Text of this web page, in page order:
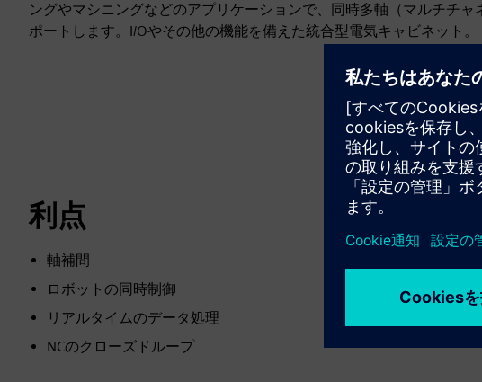
ングやマシニングなどのアプリケーションで、同時多軸（マルチチャ
ポートします。I/Oやその他の機能を備えた統合型電気キャビネット。
利点
軸補間
ロボットの同時制御
リアルタイムのデータ処理
NCのクローズドループ